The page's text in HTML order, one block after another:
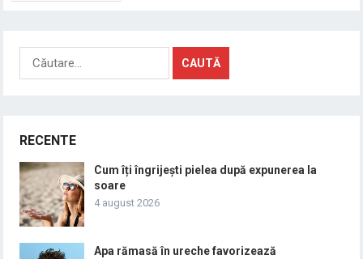
Caută
RECENTE
Cum îți îngrijești pielea după expunerea la
soare
4 august 2026
Apa rămasă în ureche favorizează